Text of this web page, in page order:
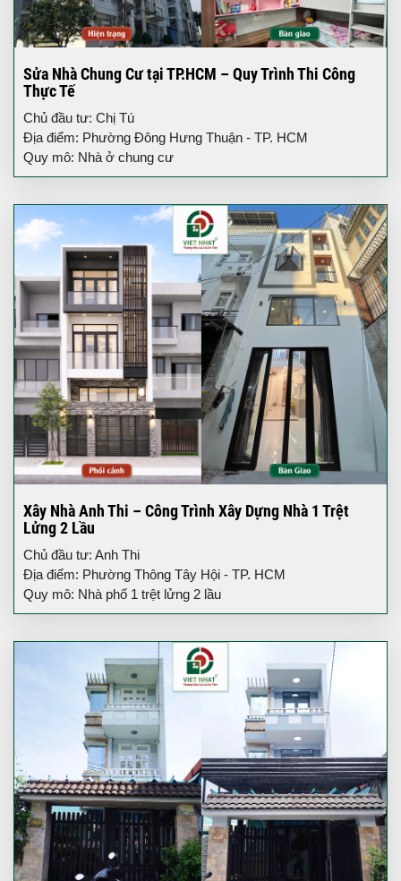
Sửa Nhà Chung Cư tại TP.HCM – Quy Trình Thi Công
Thực Tế
Chủ đầu tư: Chị Tú
Địa điểm: Phường Đông Hưng Thuận - TP. HCM
Quy mô: Nhà ở chung cư
Xây Nhà Anh Thi – Công Trình Xây Dựng Nhà 1 Trệt
Lửng 2 Lầu
Chủ đầu tư: Anh Thi
Địa điểm: Phường Thông Tây Hội - TP. HCM
Quy mô: Nhà phố 1 trệt lửng 2 lầu